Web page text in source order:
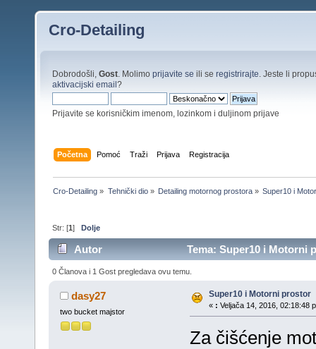
Cro-Detailing
Dobrodošli, Gost . Molimo prijavite se ili se registrirajte . Jeste li
aktivacijski email?
Prijavite se korisničkim imenom, lozinkom i duljinom prijave
Početna Pomoć Traži Prijava Registracija
Cro-Detailing » Tehnički dio» Detailing motornog prostora» Super10 i
Str: [1]Dolje
Autor Tema: Super10 i Motorni
0 Članova i 1 Gost pregledava ovu temu.
dasy27
two bucket majstor
Super10 i Motorni prostor
« : Veljača 14, 2016, 02:18:48
Za čišćenje